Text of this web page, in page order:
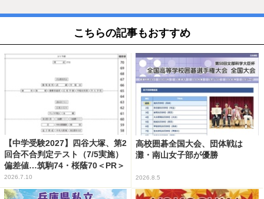
こちらの記事もおすすめ
【中学受験2027】四谷大塚、第2
回合不合判定テスト（7/5実施）
偏差値…筑駒74・桜蔭70＜PR＞
2026.7.10
高校囲碁全国大会、団体戦は
灘・南山女子部が優勝
2026.8.5